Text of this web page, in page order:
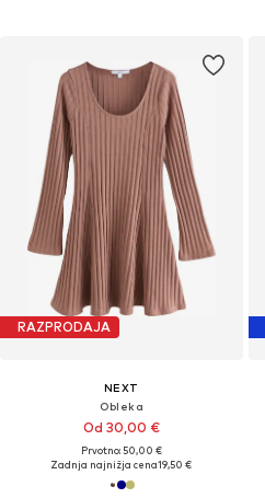
RAZPRODAJA
NEXT
Obleka
Od 30,00 €
Prvotno: 50,00 €
Zadnja najnižja cena19,50 €